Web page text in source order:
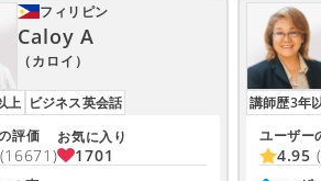
フィリピン
Caloy A
（カロイ）
上 ビジネス英会話
評価
(16671)
お気に入り
1701
講師歴3年
ユーザー
4.95